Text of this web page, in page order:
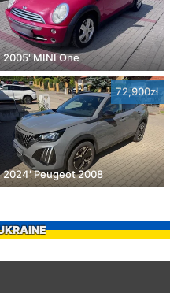
2005' MINI One
72,900zł
2024' Peugeot 2008